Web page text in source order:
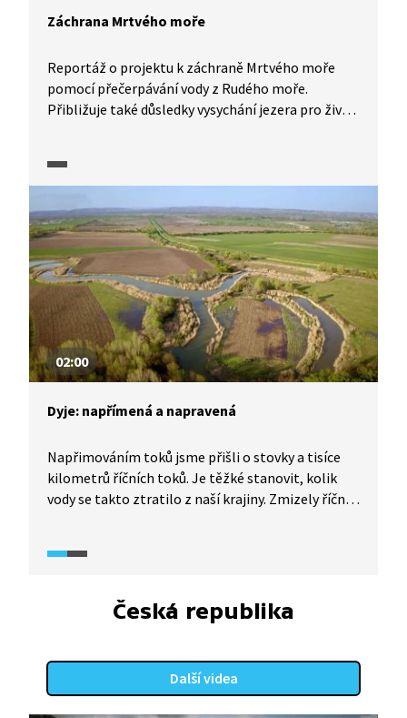
Záchrana Mrtvého moře
Reportáž o projektu k záchraně Mrtvého moře
pomocí přečerpávání vody z Rudého moře.
Přibližuje také důsledky vysychání jezera pro život
02:00
Dyje: napřímená a napravená
Napřimováním toků jsme přišli o stovky a tisíce
kilometrů říčních toků. Je těžké stanovit, kolik
vody se takto ztratilo z naší krajiny. Zmizely říční
by někomu škodila. Tyto škody na velkých tocích je
lokalita Obelisk na Dyji.
Česká republika
Další videa